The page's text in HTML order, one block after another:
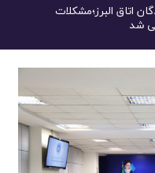
اتاق البرز؛مشکلات
شد